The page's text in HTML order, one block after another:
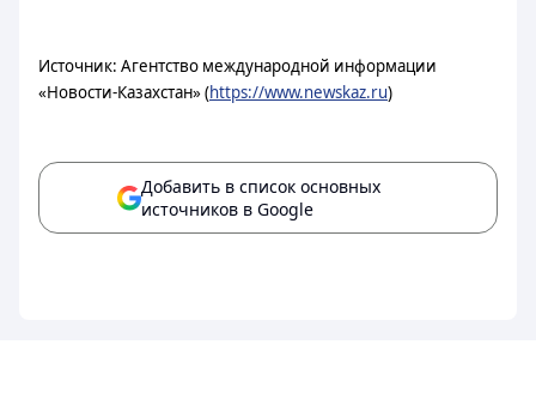
Источник: Агентство международной информации
«Новости-Казахстан» (https://www.newskaz.ru)
Добавить в список основных
источников в Google